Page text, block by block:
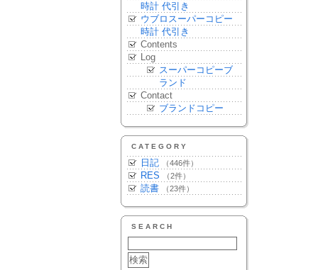
時計 代引き
ウブロスーパーコピー
時計 代引き
Contents
Log
スーパーコピーブ
ランド
Contact
ブランドコピー
CATEGORY
日記 （446件）
RES （2件）
読書 （23件）
SEARCH